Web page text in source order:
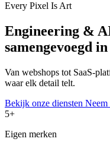
Every Pixel Is Art
Engineering &
samengevoegd
Van webshops tot SaaS-
waar elk detail telt.
Bekijk onze diensten Neem
5+
Eigen merken